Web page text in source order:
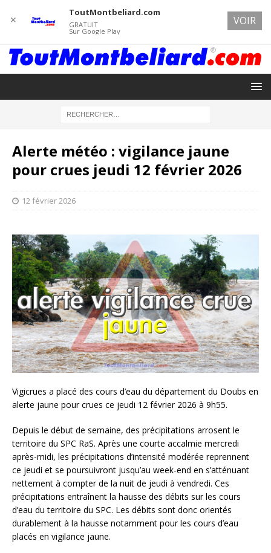
Alerte météo : vigilance jaune
pour crues jeudi 12 février 2026
12 février 2026
Vigicrues a placé des cours d’eau du département du Doubs en
alerte jaune pour crues ce jeudi 12 février 2026 à 9h55.
Depuis le début de semaine, des précipitations arrosent le
territoire du SPC RaS. Après une courte accalmie mercredi
après-midi, les précipitations d’intensité modérée reprennent
ce jeudi et se poursuivront jusqu’au week-end en s’atténuant
nettement à compter de la nuit de jeudi à vendredi. Ces
précipitations entraînent la hausse des débits sur les cours
d’eau du territoire du SPC. Les débits sont donc orientés
durablement à la hausse notamment pour les cours d’eau
placés en vigilance jaune.
✕
ToutMontbeliard.com
GRATUIT
Sur Google Play
VOIR